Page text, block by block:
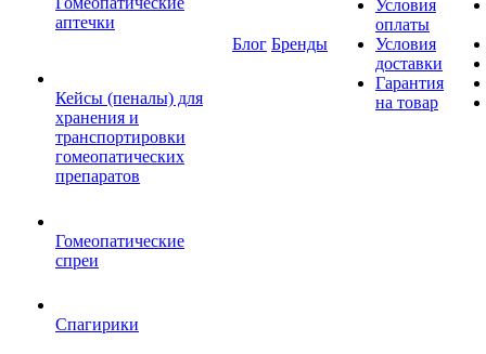
аптечки
Кейсы (пеналы) для
хранения и
транспортировки
гомеопатических
препаратов
Гомеопатические
спреи
Спагирики
Блог Бренды
Условия
оплаты
Условия
доставки
Гарантия
на товар